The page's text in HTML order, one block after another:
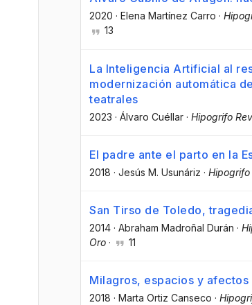
2020 · Elena Martínez Carro ·
13
La Inteligencia Artificial al
modernización automática
teatrales
2023 · Álvaro Cuéllar · Hipogrifo
El padre ante el parto en la
2018 · Jesús M. Usunáriz ·
San Tirso de Toledo,
2014 · Abraham Madroñal Durán ·
Oro · 11
Milagros, espacios y
2018 · Marta Ortiz Canseco ·